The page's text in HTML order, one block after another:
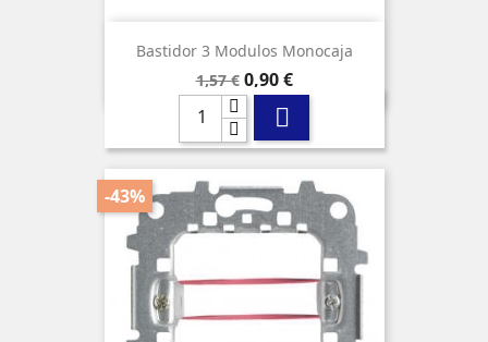
Bastidor 3 Modulos Monocaja
Precio
base
1,57 € Precio
0,90 €

-43%